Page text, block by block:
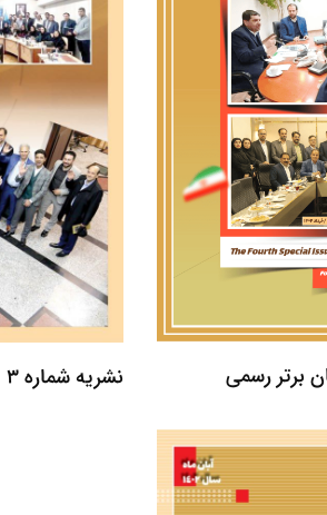
برتر رسمی نشریه شماره 3